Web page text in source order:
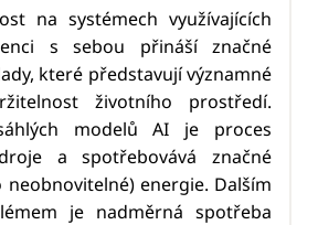
na systémech využívajících
s sebou přináší značné
které představují významné
životního prostředí.
modelů AI je proces
a spotřebovává značné
neobnovitelné) energie. Dalším
je nadměrná spotřeba